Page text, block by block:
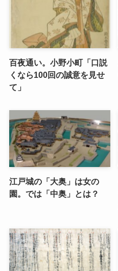
百夜通い。小野小町「口説
くなら100回の誠意を見せ
て」
江戸城の「大奥」は女の
園。では「中奥」とは？